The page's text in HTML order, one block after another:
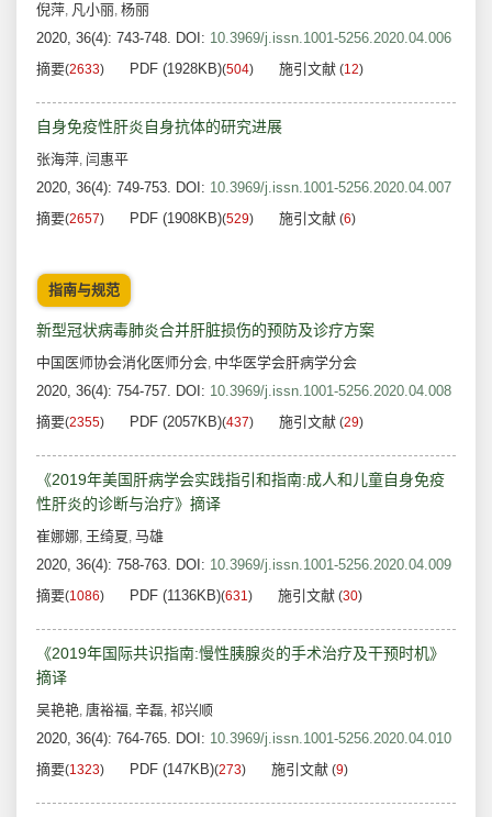
倪萍, 凡小丽, 杨丽
2020, 36(4): 743-748. DOI: 10.3969/j.issn.1001-5256.2020.04.006
摘要(2633) PDF (1928KB)(504) 施引文献 (12)
自身免疫性肝炎自身抗体的研究进展
张海萍, 闫惠平
2020, 36(4): 749-753. DOI: 10.3969/j.issn.1001-5256.2020.04.007
摘要(2657) PDF (1908KB)(529) 施引文献 (6)
指南与规范
新型冠状病毒肺炎合并肝脏损伤的预防及诊疗方案
中国医师协会消化医师分会, 中华医学会肝病学分会
2020, 36(4): 754-757. DOI: 10.3969/j.issn.1001-5256.2020.04.008
摘要(2355) PDF (2057KB)(437) 施引文献 (29)
《2019年美国肝病学会实践指引和指南:成人和儿童自身免疫
性肝炎的诊断与治疗》摘译
崔娜娜, 王绮夏, 马雄
2020, 36(4): 758-763. DOI: 10.3969/j.issn.1001-5256.2020.04.009
摘要(1086) PDF (1136KB)(631) 施引文献 (30)
《2019年国际共识指南:慢性胰腺炎的手术治疗及干预时机》
摘译
吴艳艳, 唐裕福, 辛磊, 祁兴顺
2020, 36(4): 764-765. DOI: 10.3969/j.issn.1001-5256.2020.04.010
摘要(1323) PDF (147KB)(273) 施引文献 (9)